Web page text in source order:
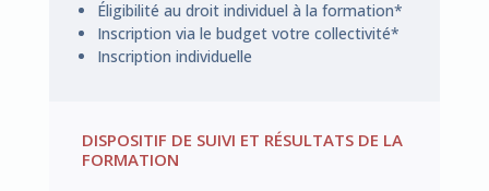
Éligibilité au droit individuel à la formation*
Inscription via le budget votre collectivité*
Inscription individuelle
DISPOSITIF DE SUIVI ET RÉSULTATS DE LA
FORMATION